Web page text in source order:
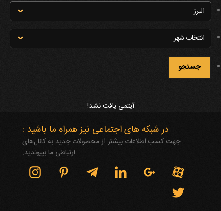
تماس
با
واحد
فروش
تماس
با
واحد
فروش
آیتمی یافت نشد!
در شبکه های اجتماعی نیز همراه ما باشید :
جهت کسب اطلاعات بیشتر از محصولات جدید به کانال‌های
ارتباطی ما بپیوندید.